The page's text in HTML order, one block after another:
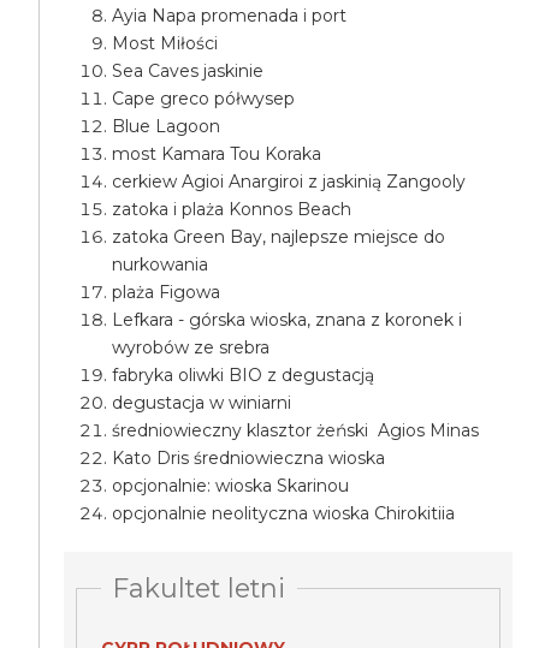
Ayia Napa promenada i port
Most Miłości
Sea Caves jaskinie
Cape greco półwysep
Blue Lagoon
most Kamara Tou Koraka
cerkiew Agioi Anargiroi z jaskinią Zangooly
zatoka i plaża Konnos Beach
zatoka Green Bay, najlepsze miejsce do
nurkowania
plaża Figowa
Lefkara - górska wioska, znana z koronek i
wyrobów ze srebra
fabryka oliwki BIO z degustacją
degustacja w winiarni
średniowieczny klasztor żeński Agios Minas
Kato Dris średniowieczna wioska
opcjonalnie: wioska Skarinou
opcjonalnie neolityczna wioska Chirokitiia
Fakultet letni